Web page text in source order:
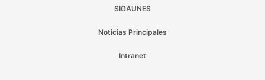
SIGAUNES
Noticias Principales
Intranet